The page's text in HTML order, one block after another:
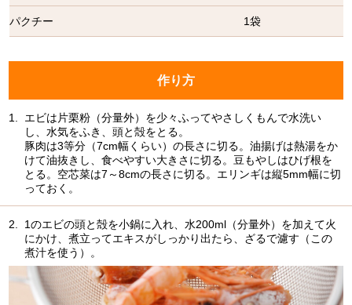
パクチー 1袋
作り方
1.
エビは片栗粉（分量外）を少々ふってやさしくもんで水洗い
し、水気をふき、頭と殻をとる。
豚肉は3等分（7cm幅くらい）の長さに切る。油揚げは熱湯をか
けて油抜きし、食べやすい大きさに切る。豆もやしはひげ根を
とる。空芯菜は7～8cmの長さに切る。エリンギは縦5mm幅に切
っておく。
2.
1のエビの頭と殻を小鍋に入れ、水200ml（分量外）を加えて火
にかけ、煮立ってエキスがしっかり出たら、ざるで濾す（この
煮汁を使う）。